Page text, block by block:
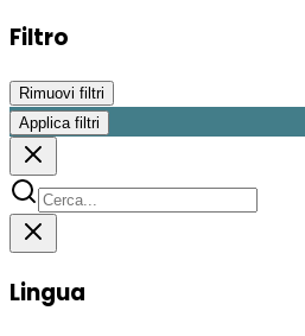
Filtro
Rimuovi filtri
Applica filtri
Lingua